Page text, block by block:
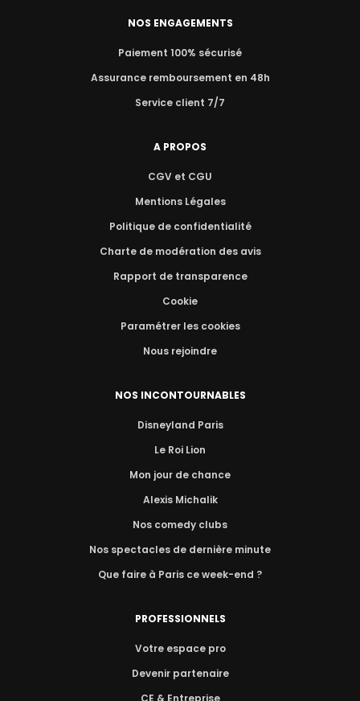
NOS ENGAGEMENTS
Paiement 100% sécurisé
Assurance remboursement en 48h
Service client 7/7
A PROPOS
CGV et CGU
Mentions Légales
Politique de confidentialité
Charte de modération des avis
Rapport de transparence
Cookie
Paramétrer les cookies
Nous rejoindre
NOS INCONTOURNABLES
Disneyland Paris
Le Roi Lion
Mon jour de chance
Alexis Michalik
Nos comedy clubs
Nos spectacles de dernière minute
Que faire à Paris ce week-end ?
PROFESSIONNELS
Votre espace pro
Devenir partenaire
CE & Entreprise